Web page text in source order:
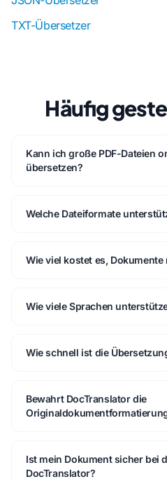
TXT-Übersetzer
Häufig
Kann ich große PDF-Dateien
übersetzen?
Welche Dateiformate
Wie viel kostet es,
Wie viele Sprachen
Wie schnell ist die
Bewahrt DocTranslator die
Ist mein Dokument sicher bei
DocTranslator?